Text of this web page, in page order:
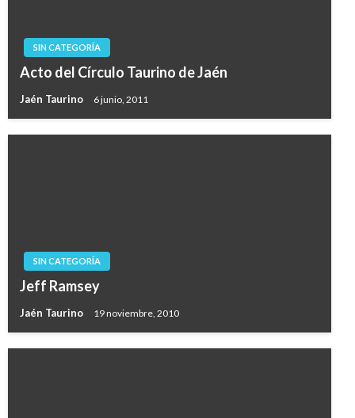
SIN CATEGORÍA
Acto del Círculo Taurino de Jaén
Jaén Taurino 6 junio, 2011
SIN CATEGORÍA
Jeff Ramsey
Jaén Taurino 19 noviembre, 2010